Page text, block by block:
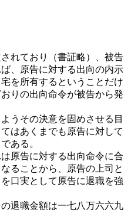
れており（書証略）、被告
、原告に対する出向の内示
を所有するということだけ
りの出向命令が被告から発
うその決意を固めさせる目
はあくまでも原告に対して
ある。
原告に対する出向命令に合
ることから、原告の上司と
口実として原告に退職を強
退職金額は一七八万六六九